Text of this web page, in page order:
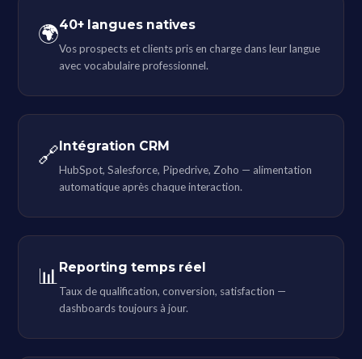
🌍40+ langues natives
Vos prospects et clients pris en charge dans leur langue
avec vocabulaire professionnel.
🔗Intégration CRM
HubSpot, Salesforce, Pipedrive, Zoho — alimentation
automatique après chaque interaction.
📊 Reporting temps réel
Taux de qualification, conversion, satisfaction —
dashboards toujours à jour.